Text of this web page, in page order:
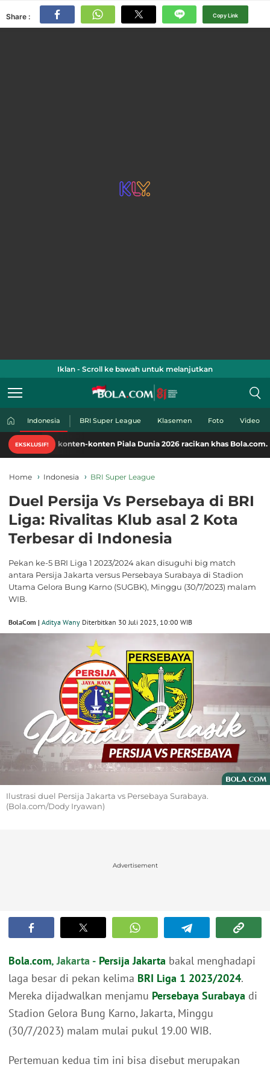
Share : Copy Link
Iklan - Scroll ke bawah untuk melanjutkan
Indonesia BRI Super League Klasemen Foto Video
EKSKLUSIF!
konten-konten Piala Dunia 2026 racikan khas Bola.com. Klik di sini!
Home Indonesia BRI Super League
Duel Persija Vs Persebaya di BRI
Liga: Rivalitas Klub asal 2 Kota
Terbesar di Indonesia
Pekan ke-5 BRI Liga 1 2023/2024 akan disuguhi big match
antara Persija Jakarta versus Persebaya Surabaya di Stadion
Utama Gelora Bung Karno (SUGBK), Minggu (30/7/2023) malam
WIB.
BolaCom | Aditya Wany Diterbitkan 30 Juli 2023, 10:00 WIB
Ilustrasi duel Persija Jakarta vs Persebaya Surabaya.
(Bola.com/Dody Iryawan)
Advertisement
Bola.com, Jakarta - Persija Jakarta bakal menghadapi
laga besar di pekan kelima BRI Liga 1 2023/2024.
Mereka dijadwalkan menjamu Persebaya Surabaya di
Stadion Gelora Bung Karno, Jakarta, Minggu
(30/7/2023) malam mulai pukul 19.00 WIB.
Pertemuan kedua tim ini bisa disebut merupakan